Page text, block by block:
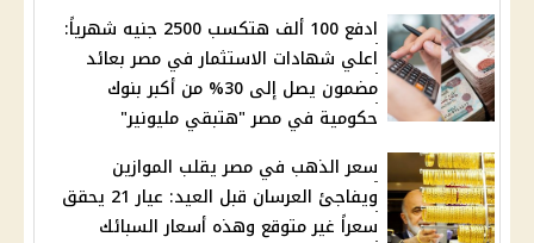
ادفع 100 ألف هتكسب 2500 جنيه شهرياً:
اعلي شهادات الاستثمار في مصر بعائد
مضمون يصل إلى 30% من أكبر بنوك
حكومية في مصر "هتبقي مليونير"
سعر الذهب في مصر يقلب الموازين
ويفاجئ العرسان قبل العيد: عيار 21 يحقق
سعراً غير متوقع وهذه أسعار السبائك